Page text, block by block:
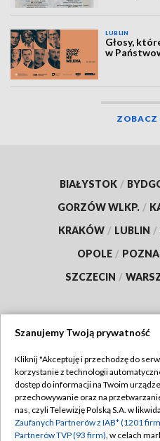
LUBLIN
Głosy,
w
ZOBACZ
BIAŁYSTOK /
GORZÓW WLKP. /
KRAKÓW / LUBLIN /
OPOLE /
SZCZECIN /
Abonament TVP
Emisja w TVP
Polityka
Szanujemy Twoją prywatność
Kliknij "Akceptuję i przechodzę do
korzystanie z technologii
dostęp do informacji na Twoim
przechowywanie oraz na
nas, czyli Telewizję Polską S.A. w
Zaufanych Partnerów z IAB* (1201
Partnerów TVP (93 firm), w celach